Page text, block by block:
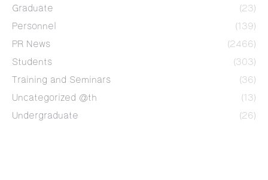
Graduate
(23)
Personnel
(139)
PR News
(2466)
Students
(303)
Training and Seminars
(36)
Uncategorized @th
(13)
Undergraduate
(26)